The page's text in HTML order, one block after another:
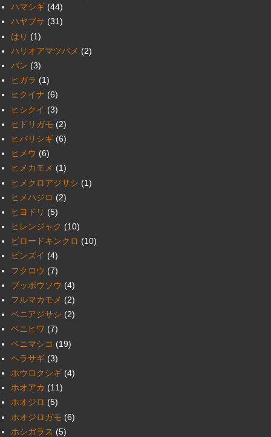
ハマシギ (44)
ハヤブサ (31)
はり (1)
ハリオアマツバメ (2)
バン (3)
ヒガラ (1)
ヒクイナ (6)
ヒシクイ (3)
ヒドリガモ (2)
ヒバリシギ (6)
ヒメウ (6)
ヒメカモメ (1)
ヒメクロアジサシ (1)
ヒメハジロ (2)
ヒヨドリ (5)
ヒレンジャク (10)
ビロードキンクロ (10)
ビンズイ (4)
フクロウ (7)
ブッポウソウ (4)
フルマカモメ (2)
ベニアジサシ (2)
ベニヒワ (7)
ベニマシコ (19)
ヘラサギ (3)
ホウロクシギ (4)
ホオアカ (11)
ホオジロ (5)
ホオジロガモ (6)
ホシガラス (5)